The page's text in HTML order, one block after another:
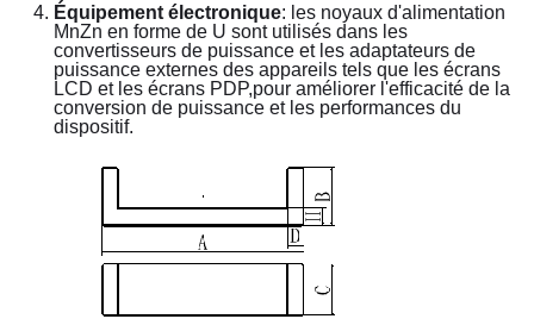
Équipement électronique: les noyaux d'alimentation
MnZn en forme de U sont utilisés dans les
convertisseurs de puissance et les adaptateurs de
puissance externes des appareils tels que les écrans
LCD et les écrans PDP,pour améliorer l'efficacité de la
conversion de puissance et les performances du
dispositif.